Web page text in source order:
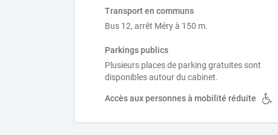
Transport en communs
Bus 12, arrêt Méry à 150 m.
Parkings publics
Plusieurs places de parking gratuites sont
disponibles autour du cabinet.
Accès aux personnes à mobilité réduite